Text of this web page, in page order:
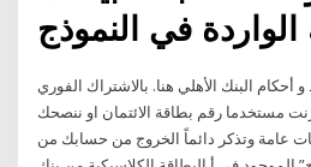
الواردة في النموذج
البنك الأهلي هنا. بالاشتراك الفوري
مستخدما رقم بطاقة الائتمان او ننصحك
عامة وتذكر دائماً الخروج من حسابك من